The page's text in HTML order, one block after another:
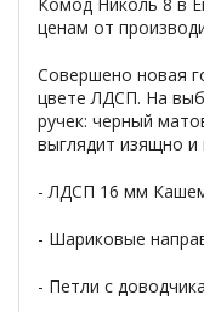
ценам от
Совершено новая
цвете ЛДСП. На
ручек: черный
выглядит изящно
- ЛДСП 16 мм
- Шариковые
- Петли с